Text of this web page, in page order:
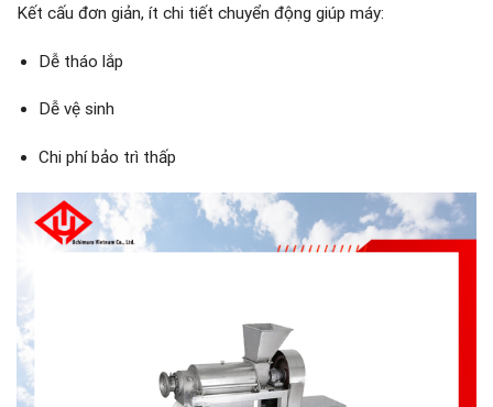
Kết cấu đơn giản, ít chi tiết chuyển động giúp máy:
Dễ tháo lắp
Dễ vệ sinh
Chi phí bảo trì thấp